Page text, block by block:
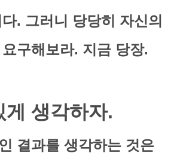
. 그러니 당당히 자신의
구해보라. 지금 당장.
게 생각하자.
결과를 생각하는 것은